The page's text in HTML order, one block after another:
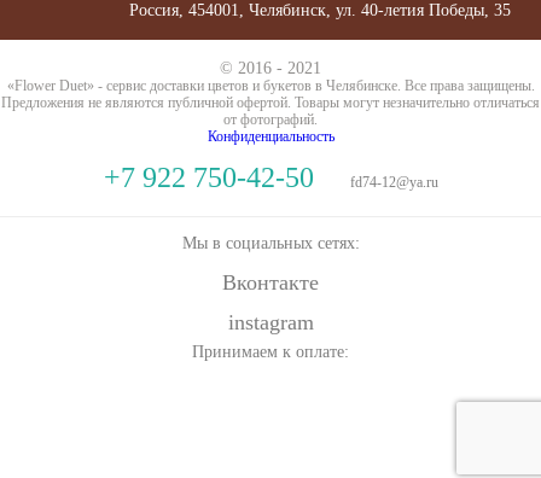
Россия, 454001, Челябинск, ул. 40-летия Победы, 35
© 2016 - 2021
«Flower Duet» - сервис доставки цветов и букетов в Челябинске. Все права защищены.
Предложения не являются публичной офертой. Товары могут незначительно отличаться
от фотографий.
Конфиденциальность
+7 922 750-42-50 fd74-12@ya.ru
Мы в социальных сетях:
Вконтакте
instagram
Принимаем к оплате: